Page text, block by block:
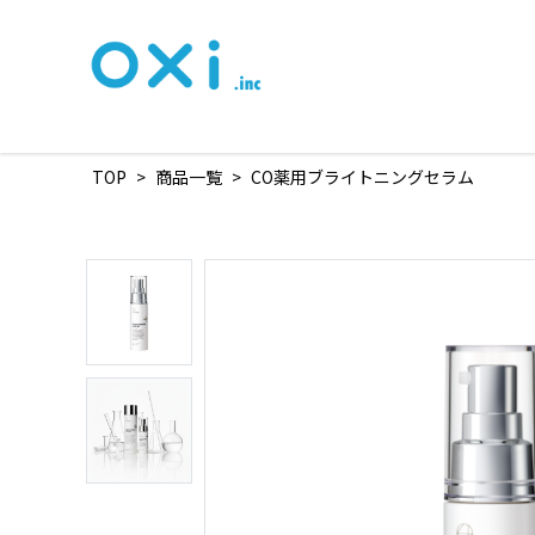
TOP > 商品一覧 > CO薬用ブライトニングセラム